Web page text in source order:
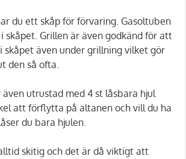
du ett skåp för förvaring. Gasoltuben
skåpet. Grillen är även godkänd för att
skåpet även under grillning vilket gör
den så ofta.
även utrustad med 4 st låsbara hjul
att förflytta på altanen och vill du ha
du bara hjulen.
skitig och det är då viktigt att